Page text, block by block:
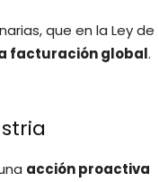
que en la Ley de
facturación global.
acción proactiva